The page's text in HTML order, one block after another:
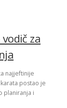
za
najjeftinije
postao je
planiranja i